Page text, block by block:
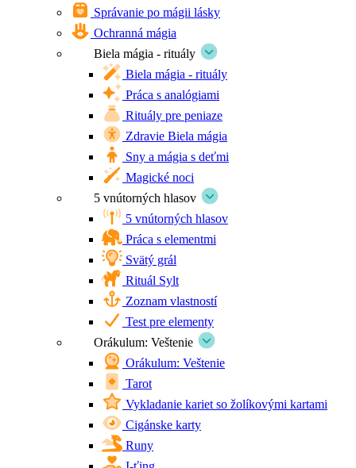
Správanie po mágii lásky
Ochranná mágia
Biela mágia - rituály
Biela mágia - rituály
Práca s analógiami
Rituály pre peniaze
Zdravie Biela mágia
Sny a mágia s deťmi
Magické noci
5 vnútorných hlasov
5 vnútorných hlasov
Práca s elementmi
Svätý grál
Rituál Sylt
Zoznam vlastností
Test pre elementy
Orákulum: Veštenie
Orákulum: Veštenie
Tarot
Vykladanie kariet so žolíkovými kartami
Cigánske karty
Runy